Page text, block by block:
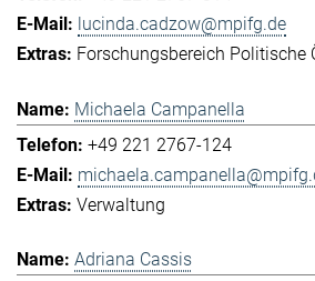
lucinda.cadzow@mpifg.de
Forschungsbereich Politische
Michaela Campanella
+49 221 2767-124
Verwaltung
Adriana Cassis